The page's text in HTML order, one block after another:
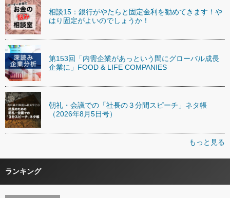
相談15：銀行がやたらと固定金利を勧めてきます！や
はり固定がよいのでしょうか！
第153回「内需企業があっという間にグローバル成長
企業に」FOOD & LIFE COMPANIES
朝礼・会議での「社長の３分間スピーチ」ネタ帳
（2026年8月5日号）
もっと見る
ランキング